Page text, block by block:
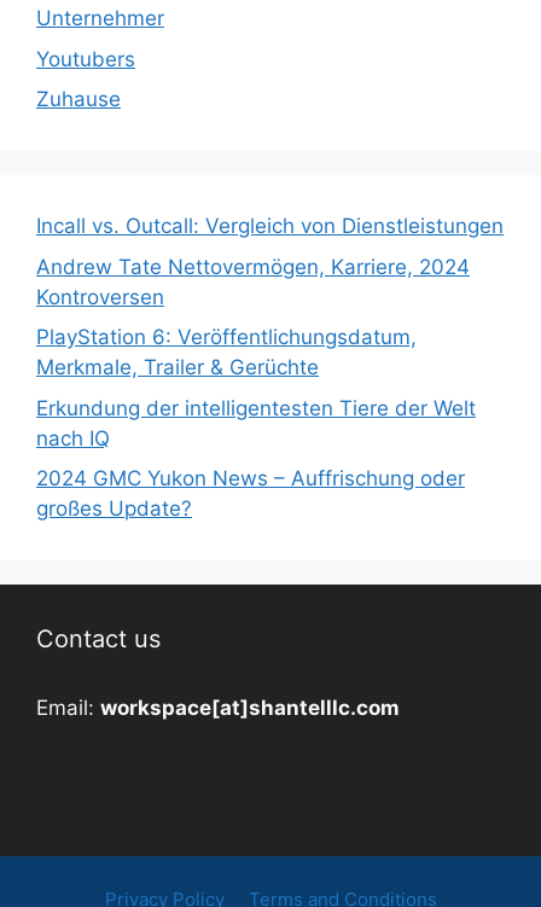
Unternehmer
Youtubers
Zuhause
Incall vs. Outcall: Vergleich von Dienstleistungen
Andrew Tate Nettovermögen, Karriere, 2024
Kontroversen
PlayStation 6: Veröffentlichungsdatum,
Merkmale, Trailer & Gerüchte
Erkundung der intelligentesten Tiere der Welt
nach IQ
2024 GMC Yukon News – Auffrischung oder
großes Update?
Contact us
Email: workspace[at]shantelllc.com
Privacy Policy Terms and Conditions